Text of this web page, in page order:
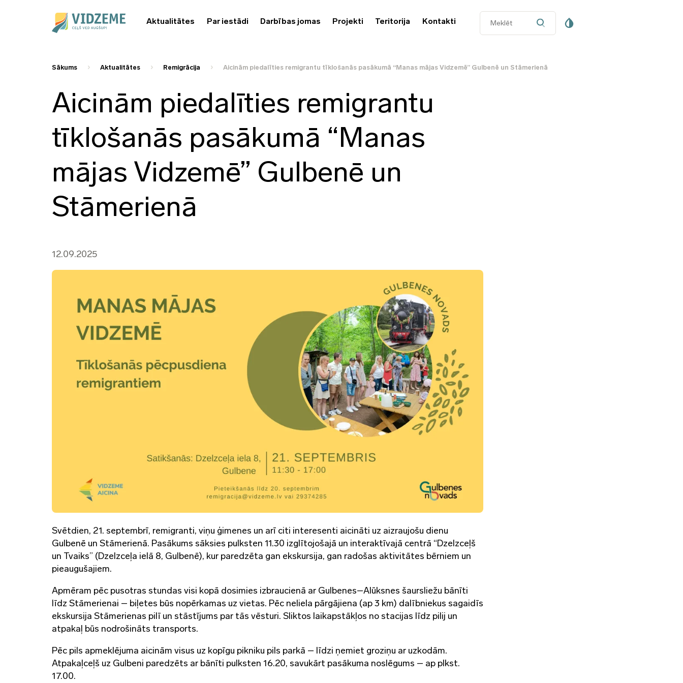
Aktualitātes Par iestādi Darbības jomas Projekti Teritorija Kontakti
Sākums Aktualitātes Remigrācija Aicinām piedalīties remigrantu tīklošanās pasākumā “Manas mājas Vidzemē” Gulbenē un Stāmerienā
Aicinām piedalīties remigrantu
tīklošanās pasākumā “Manas
mājas Vidzemē” Gulbenē un
Stāmerienā
12.09.2025
Svētdien, 21. septembrī, remigranti, viņu ģimenes un arī citi interesenti aicināti uz aizraujošu dienu
Gulbenē un Stāmerienā. Pasākums sāksies pulksten 11.30 izglītojošajā un interaktīvajā centrā “Dzelzceļš
un Tvaiks” (Dzelzceļa ielā 8, Gulbenē), kur paredzēta gan ekskursija, gan radošas aktivitātes bērniem un
pieaugušajiem.
Apmēram pēc pusotras stundas visi kopā dosimies izbraucienā ar Gulbenes–Alūksnes šaursliežu bānīti
līdz Stāmerienai – biļetes būs nopērkamas uz vietas. Pēc neliela pārgājiena (ap 3 km) dalībniekus sagaidīs
ekskursija Stāmerienas pilī un stāstījums par tās vēsturi. Sliktos laikapstākļos no stacijas līdz pilij un
atpakaļ būs nodrošināts transports.
Pēc pils apmeklējuma aicinām visus uz kopīgu pikniku pils parkā – līdzi ņemiet groziņu ar uzkodām.
Atpakaļceļš uz Gulbeni paredzēts ar bānīti pulksten 16.20, savukārt pasākuma noslēgums – ap plkst.
17.00.